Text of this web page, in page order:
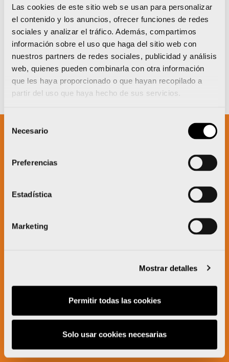
Las cookies de este sitio web se usan para personalizar
el contenido y los anuncios, ofrecer funciones de redes
sociales y analizar el tráfico. Además, compartimos
información sobre el uso que haga del sitio web con
nuestros partners de redes sociales, publicidad y análisis
web, quienes pueden combinarla con otra información
que les haya proporcionado o que hayan recopilado a
partir del uso que haya hecho de sus servicios.
Necesario
Preferencias
Estadística
Marketing
Mostrar detalles
Permitir todas las cookies
Solo usar cookies necesarias